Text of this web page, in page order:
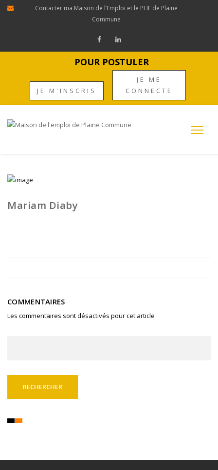
Contacter ma Maison de l’Emploi et le PLIE de Plaine
Commune
POUR POSTULER
JE M'INSCRIS
JE ME
CONNECTE
Mariam Diaby
COMMENTAIRES
Les commentaires sont désactivés pour cet article